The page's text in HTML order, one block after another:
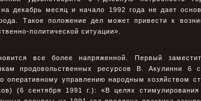
на декабрь месяц и начало 1992 года не дает
Такое положение дел может привести к
политической ситуации».
все более напряженной. Первый
продовольственных ресурсов В. Акулинни 6
оперативному управлению народным хозяйством
(6 сентября 1991 г.): «В целях стимулирования